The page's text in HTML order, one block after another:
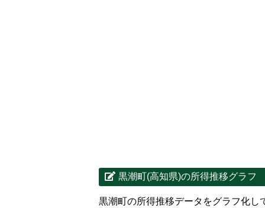
黒潮町(高知県)の所得推移グラフ
黒潮町の所得推移データをグラフ化し